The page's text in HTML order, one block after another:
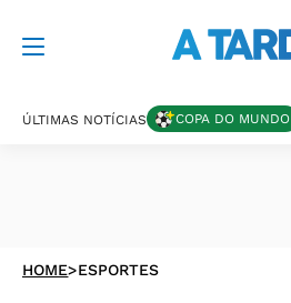
ÚLTIMAS NOTÍCIAS COPA DO MUNDO
HOME>ESPORTES